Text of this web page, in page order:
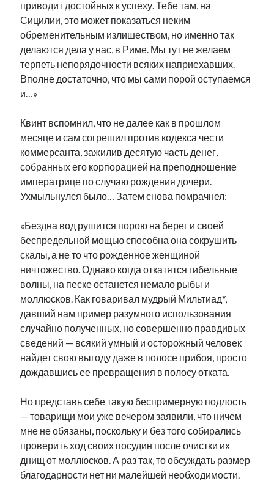
приводит достойных к успеху. Тебе там, на
Сицилии, это может показаться неким
обременительным излишеством, но именно так
делаются дела у нас, в Риме. Мы тут не желаем
терпеть непорядочности всяких наприехавших.
Вполне достаточно, что мы сами порой оступаемся
и…»
Квинт вспомнил, что не далее как в прошлом
месяце и сам согрешил против кодекса чести
коммерсанта, зажилив десятую часть денег,
собранных его корпорацией на преподношение
императрице по случаю рождения дочери.
Ухмыльнулся было… Затем снова помрачнел:
«Бездна вод рушится порою на берег и своей
беспредельной мощью способна она сокрушить
скалы, а не то что рожденное женщиной
ничтожество. Однако когда откатятся гибельные
волны, на песке останется немало рыбы и
моллюсков. Как говаривал мудрый Мильтиад*,
давший нам пример разумного использования
случайно полученных, но совершенно правдивых
сведений — всякий умный и осторожный человек
найдет свою выгоду даже в полосе прибоя, просто
дождавшись ее превращения в полосу отката.
Но представь себе такую беспримерную подлость
— товарищи мои уже вечером заявили, что ничем
мне не обязаны, поскольку и без того собирались
проверить ход своих посудин после очистки их
днищ от моллюсков. А раз так, то обсуждать размер
благодарности нет ни малейшей необходимости.